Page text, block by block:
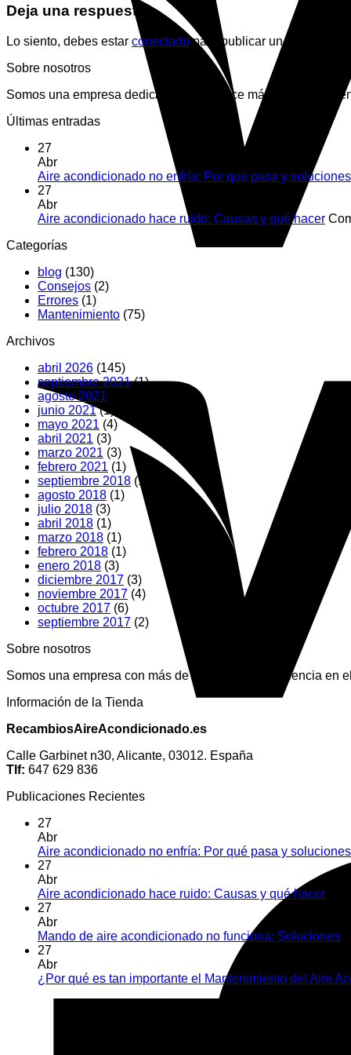
Deja una respuesta
Lo siento, debes estar conectadopara publicar un comentario.
Sobre nosotros
Somos una empresa dedicada desde hace más de 10 años
Últimas entradas
27
Abr
Aire acondicionado no enfría: Por qué pasa y soluciones
27
Abr
Aire acondicionado hace ruido: Causas y qué hacer
Categorías
blog (130)
Consejos (2)
Errores (1)
Mantenimiento (75)
Archivos
abril 2026 (145)
septiembre 2021(1)
agosto 2021
junio 2021(1)
mayo 2021 (4)
abril 2021 (3)
marzo 2021 (3)
febrero 2021 (1)
septiembre 2018 (1)
agosto 2018 (1)
julio 2018 (3)
abril 2018 (1)
marzo 2018 (1)
febrero 2018 (1)
enero 2018 (3)
diciembre 2017 (3)
noviembre 2017 (4)
octubre 2017 (6)
septiembre 2017 (2)
Sobre nosotros
Somos una empresa con más de 15 años de experiencia en
Información de la Tienda
RecambiosAireAcondicionado.es
Calle Garbinet n30, Alicante, 03012. España
Tlf: 647 629 836
Publicaciones Recientes
27
Abr
Aire acondicionado no enfría: Por qué pasa y soluciones
27
Abr
Aire acondicionado hace ruido: Causas y qué hacer
27
Abr
Mando de aire acondicionado no funciona: Soluciones
27
Abr
¿Por qué es tan importante el Mantenimiento del Aire